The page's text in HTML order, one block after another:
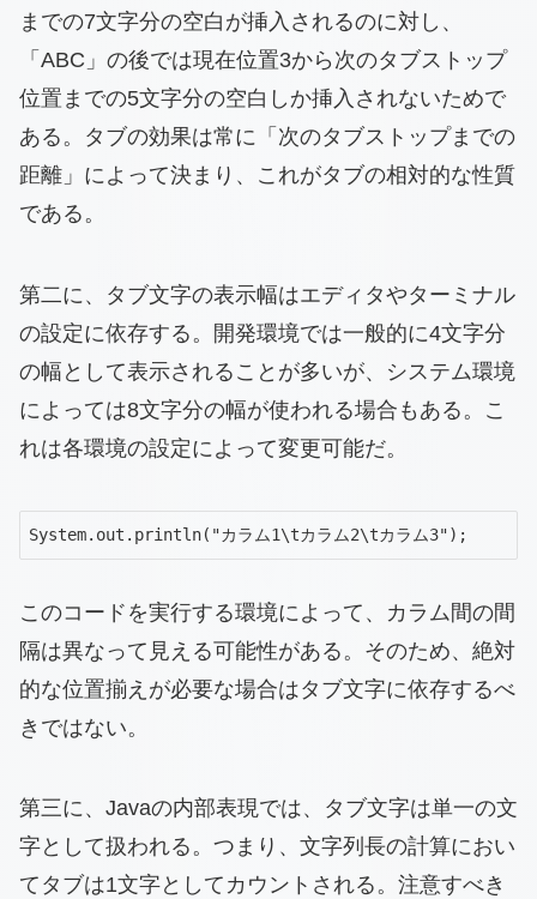
までの7文字分の空白が挿入されるのに対し、
「ABC」の後では現在位置3から次のタブストップ
位置までの5文字分の空白しか挿入されないためで
ある。タブの効果は常に「次のタブストップまでの
距離」によって決まり、これがタブの相対的な性質
である。
第二に、タブ文字の表示幅はエディタやターミナル
の設定に依存する。開発環境では一般的に4文字分
の幅として表示されることが多いが、システム環境
によっては8文字分の幅が使われる場合もある。こ
れは各環境の設定によって変更可能だ。
System.out.println("カラム1\tカラム2\tカラム3");
このコードを実行する環境によって、カラム間の間
隔は異なって見える可能性がある。そのため、絶対
的な位置揃えが必要な場合はタブ文字に依存するべ
きではない。
第三に、Javaの内部表現では、タブ文字は単一の文
字として扱われる。つまり、文字列長の計算におい
てタブは1文字としてカウントされる。注意すべき